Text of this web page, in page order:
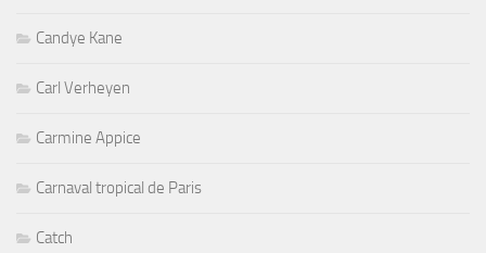
Candye Kane
Carl Verheyen
Carmine Appice
Carnaval tropical de Paris
Catch